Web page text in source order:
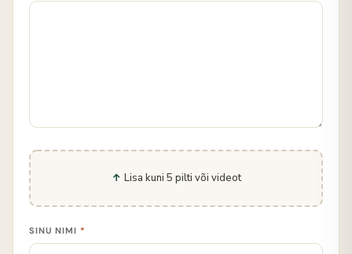
Lisa kuni 5 pilti või videot
SINU NIMI *